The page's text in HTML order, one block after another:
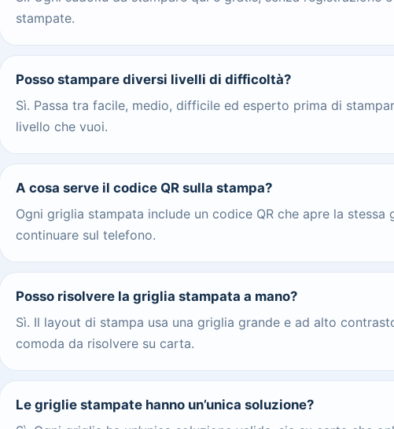
stampate.
Posso stampare diversi livelli di difficoltà?
Sì. Passa tra facile, medio, difficile ed esperto prima di
livello che vuoi.
A cosa serve il codice QR sulla stampa?
Ogni griglia stampata include un codice QR che apre la
continuare sul telefono.
Posso risolvere la griglia stampata a mano?
Sì. Il layout di stampa usa una griglia grande e ad alto
comoda da risolvere su carta.
Le griglie stampate hanno un’unica soluzione?